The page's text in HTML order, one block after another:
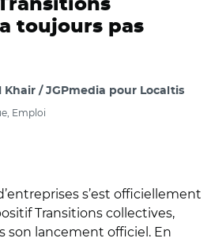
toujours pas
Khair / JGPmedia pour Localtis
Emploi
s’est officiellement
Transitions collectives,
son lancement officiel. En